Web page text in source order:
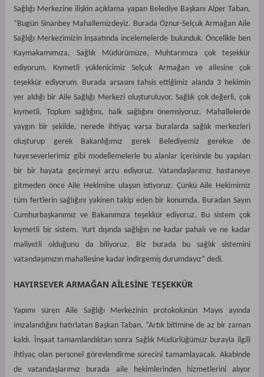
Sağlığı Merkezine ilişkin açıklama yapan Belediye Başkanı Alper Taban,
“Bugün Sinanbey Mahallemizdeyiz. Burada Öznur-Selçuk Armağan Aile
Sağlığı Merkezimizin inşaatında incelemelerde bulunduk. Öncelikle ben
Kaymakamımıza, Sağlık Müdürümüze, Muhtarımıza çok teşekkür
ediyorum. Kıymetli yüklenicimiz Selçuk Armağan ve ailesine çok
teşekkür ediyorum. Burada arsasını tahsis ettiğimiz alanda 3 hekimin
yer aldığı bir Aile Sağlığı Merkezi oluşturuluyor. Sağlık çok değerli, çok
kıymetli. Toplum sağlığını, halk sağlığını önemsiyoruz. Mahallelerde
yaygın bir şekilde, nerede ihtiyaç varsa buralarda sağlık merkezleri
oluşturup gerek Bakanlığımız gerek Belediyemiz gerekse de
hayırseverlerimiz gibi modellemelerle bu alanlar içerisinde bu yapıları
bir bir hayata geçirmeyi arzu ediyoruz. Vatandaşlarımız hastaneye
gitmeden önce Aile Hekimine ulaşsın istiyoruz. Çünkü Aile Hekimimiz
tüm fertlerin sağlığını yakinen takip eden bir konumda. Buradan Sayın
Cumhurbaşkanımız ve Bakanımıza teşekkür ediyoruz. Bu sistem çok
kıymetli bir sistem. Yurt dışında sağlığın ne kadar pahalı ve ne kadar
maliyetli olduğunu da biliyoruz. Biz burada bu sağlık sistemini
vatandaşımızın mahallesine kadar indirgemiş durumdayız” dedi.
HAYIRSEVER ARMAĞAN AİLESİNE TEŞEKKÜR
Yapımı süren Aile Sağlığı Merkezinin protokolünün Mayıs ayında
imzalandığını hatırlatan Başkan Taban, “Artık bitimine de az bir zaman
kaldı. İnşaat tamamlandıktan sonra Sağlık Müdürlüğümüz burayla ilgili
ihtiyaç olan personel görevlendirme sürecini tamamlayacak. Akabinde
de vatandaşlarımız burada aile hekimlerinden hizmetlerini alıyor